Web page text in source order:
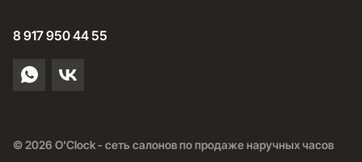
8 917 950 44 55
© 2026 O'Clock - сеть салонов по продаже наручных часов